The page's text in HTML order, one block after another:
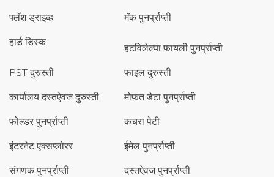
फ्लॅश ड्राइव्ह
मॅक पुनर्प्राप्ती
हार्ड डिस्क
हटविलेल्या फायली पुनर्प्राप्ती
PST दुरुस्ती
फाइल दुरुस्ती
कार्यालय दस्तऐवज दुरुस्ती
मोफत डेटा पुनर्प्राप्ती
फोल्डर पुनर्प्राप्ती
कचरा पेटी
इंटरनेट एक्सप्लोरर
ईमेल पुनर्प्राप्ती
संगणक पुनर्प्राप्ती
दस्तऐवज पुनर्प्राप्ती